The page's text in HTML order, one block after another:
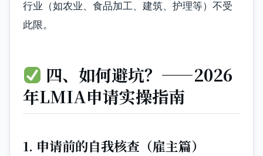
行业（如农业、食品加工、建筑、护理等）不受
此限。
四、如何避坑？——2026
年LMIA申请实操指南
1. 申请前的自我核查（雇主篇）